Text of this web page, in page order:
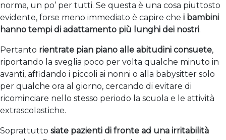
norma, un po’ per tutti. Se questa è una cosa piuttosto
evidente, forse meno immediato è capire che i bambini
hanno tempi di adattamento più lunghi dei nostri.
Pertanto rientrate pian piano alle abitudini consuete,
riportando la sveglia poco per volta qualche minuto in
avanti, affidando i piccoli ai nonni o alla babysitter solo
per qualche ora al giorno, cercando di evitare di
ricominciare nello stesso periodo la scuola e le attività
extrascolastiche.
Soprattutto siate pazienti di fronte ad una irritabilità